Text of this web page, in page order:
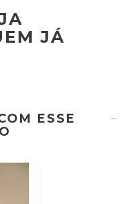
JÁ
ESSE